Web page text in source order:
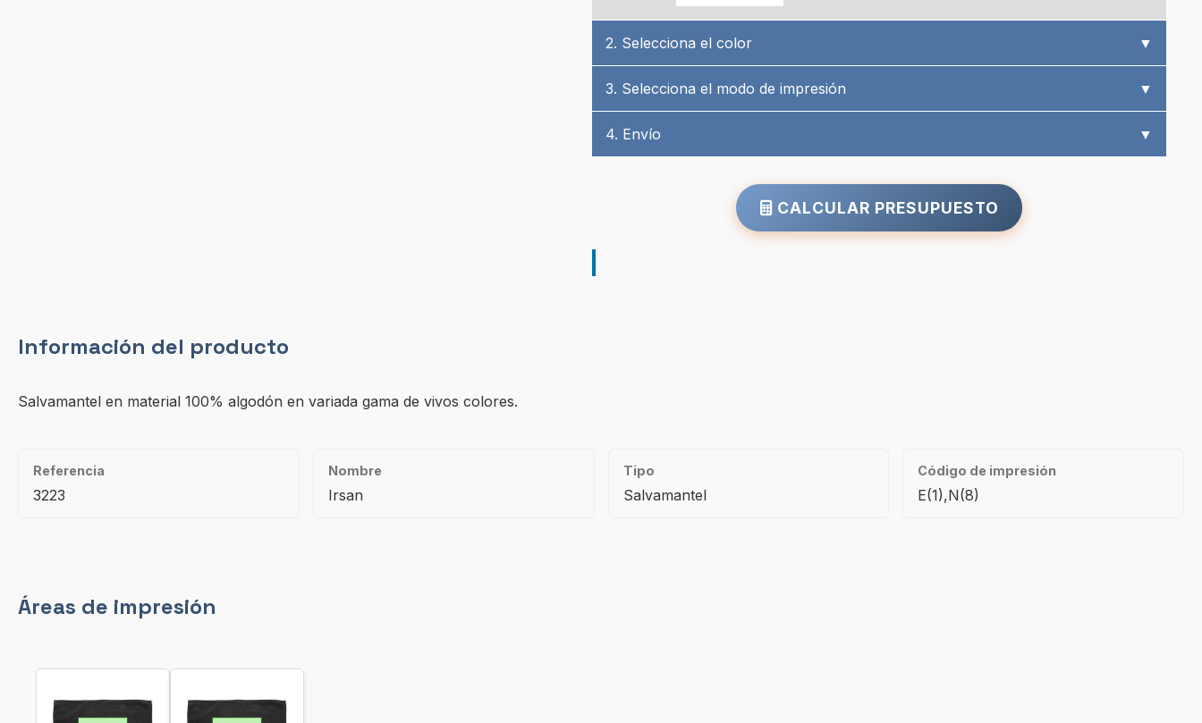
2. Selecciona el color ▼
3. Selecciona el modo de impresión ▼
4. Envío ▼
CALCULAR PRESUPUESTO
Información del producto
Salvamantel en material 100% algodón en variada gama de vivos colores.
Referencia
3223
Nombre
Irsan
Tipo
Salvamantel
Código de impresión
E(1),N(8)
Áreas de impresión